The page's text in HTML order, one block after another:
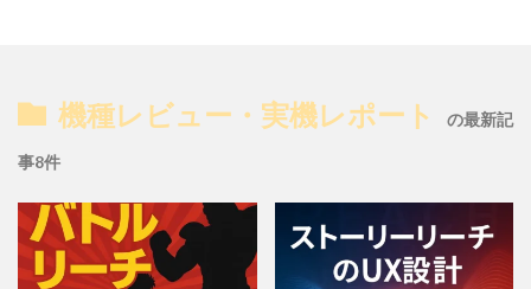
機種レビュー・実機レポート の最新記
事8件